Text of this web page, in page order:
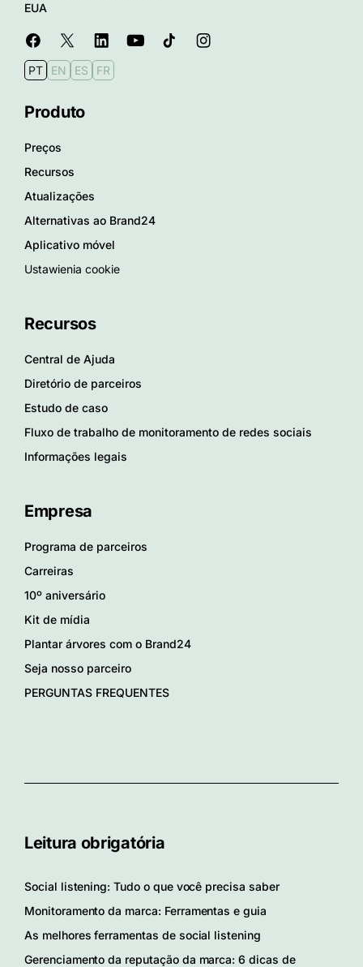
EUA
PT EN ES FR
Produto
Preços
Recursos
Atualizações
Alternativas ao Brand24
Aplicativo móvel
Ustawienia cookie
Recursos
Central de Ajuda
Diretório de parceiros
Estudo de caso
Fluxo de trabalho de monitoramento de redes sociais
Informações legais
Empresa
Programa de parceiros
Carreiras
10º aniversário
Kit de mídia
Plantar árvores com o Brand24
Seja nosso parceiro
PERGUNTAS FREQUENTES
Leitura obrigatória
Social listening: Tudo o que você precisa saber
Monitoramento da marca: Ferramentas e guia
As melhores ferramentas de social listening
Gerenciamento da reputação da marca: 6 dicas de